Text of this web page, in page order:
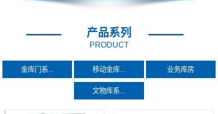
产品系列
PRODUCT
金库门系... 移动金库... 业务库房
文物库系...